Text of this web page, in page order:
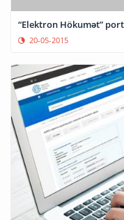
“Elektron Hökumət”
20-05-2015